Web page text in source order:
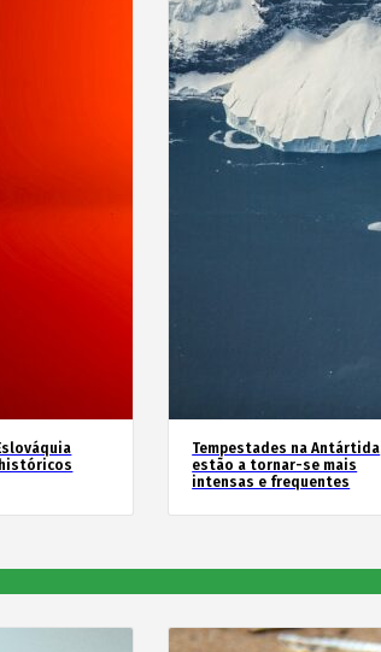
Tempestades na Antártida
estão a tornar-se mais
intensas e frequentes